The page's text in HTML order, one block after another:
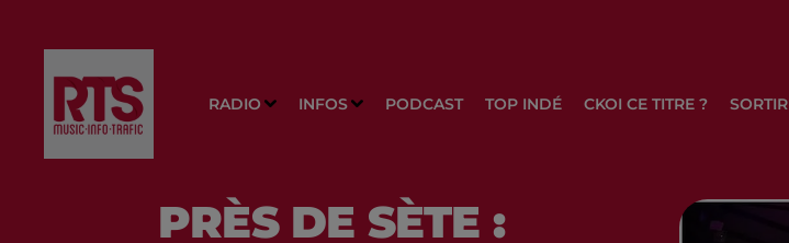
RADIO INFOS PODCAST TOP INDÉ CKOI CE TITRE ? SORTIR
PRÈS DE SÈTE :